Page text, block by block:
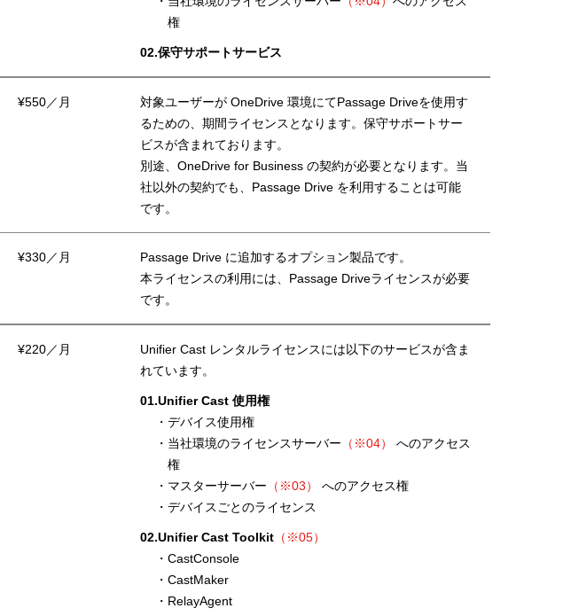
権
02.保守サポートサービス
¥550／月
対象ユーザーが OneDrive 環境にてPassage Driveを使用す
るための、期間ライセンスとなります。保守サポートサー
ビスが含まれております。
別途、OneDrive for Business の契約が必要となります。当
社以外の契約でも、Passage Drive を利用することは可能
です。
¥330／月
Passage Drive に追加するオプション製品です。
本ライセンスの利用には、Passage Driveライセンスが必要
です。
¥220／月
Unifier Cast レンタルライセンスには以下のサービスが含ま
れています。
01.Unifier Cast 使用権
・デバイス使用権
・当社環境のライセンスサーバー （※04）
へのアクセス
権
・マスターサーバー （※03）
へのアクセス権
・デバイスごとのライセンス
02.Unifier Cast Toolkit （※05）
・CastConsole
・CastMaker
・RelayAgent